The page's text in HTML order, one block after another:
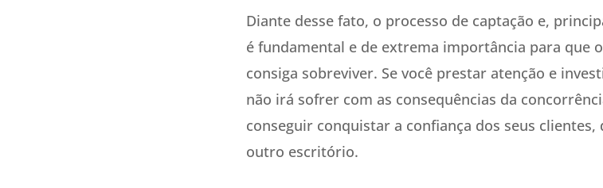
Diante desse fato, o processo de captação e,
é fundamental e de extrema importância para que
consiga sobreviver. Se você prestar atenção e
não irá sofrer com as consequências da
conseguir conquistar a confiança dos seus
outro escritório.